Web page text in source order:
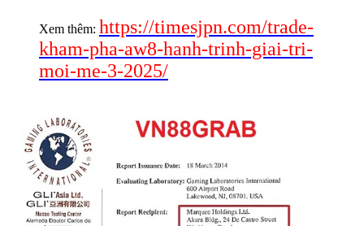
Xem thêm: https://timesjpn.com/trade-
kham-pha-aw8-hanh-trinh-giai-tri-
moi-me-3-2025/